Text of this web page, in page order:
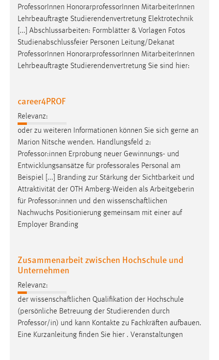
Professor Innen HonorarprofessorInnen MitarbeiterInnen
Lehrbeauftragte Studierendenvertretung Elektrotechnik
[...] Abschlussarbeiten: Formblätter & Vorlagen Fotos
Studienabschlussfeier Personen Leitung/Dekanat
Professor Innen HonorarprofessorInnen MitarbeiterInnen
Lehrbeauftragte Studierendenvertretung Sie sind hier:
career4PROF
Relevanz:
oder zu weiteren Informationen können Sie sich gerne an
Marion Nitsche wenden. Handlungsfeld 2:
Professor:innen Erprobung neuer Gewinnungs- und
Entwicklungsansätze für professorales Personal am
Beispiel [...] Branding zur Stärkung der Sichtbarkeit und
Attraktivität der OTH Amberg-Weiden als Arbeitgeberin
für Professor:innen und den wissenschaftlichen
Nachwuchs Positionierung gemeinsam mit einer auf
Employer Branding
Zusammenarbeit zwischen Hochschule und
Unternehmen
Relevanz:
der wissenschaftlichen Qualifikation der Hochschule
(persönliche Betreuung der Studierenden durch
Professor/in) und kann Kontakte zu Fachkräften aufbauen.
Eine Kurzanleitung finden Sie hier . Veranstaltungen
Cookie Laufzeit:
3 Monate
EXTERNE MEDIEN
Um Inhalte von Videoplattformen und Social Media
YouTube
Vimeo